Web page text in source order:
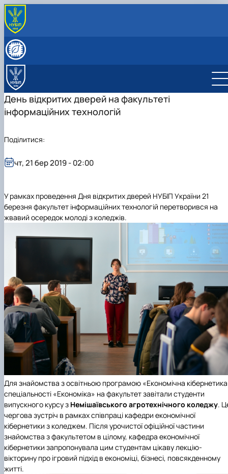
ПРО КАФЕДРУ
«Хто є хто» з кібернетиків в НУБіП України
Освітні програми
Освітні програми
Обговорення освітніх програм
НАУКОВА ДІЯЛЬНІСТЬ
Гурток Кібертонус
Аспірантура
Наукова робота студентів
МІЖНАРОДНА ДІЯЛЬНІСТЬ
НАШІ ОСВІТНІ ПРОГРАМИ
Освітня програма "Економічна кібернетика"
АБІТУРІЄНТУ
День відкритих дверей на факультеті
інформаційних технологій
У рамках проведення Дня відкритих дверей НУБІП України 21
березня факультет інформаційних технологій перетворився на
жвавий осередок молоді з коледжів.
Для знайомства з освітньою програмою «Економічна
спеціальності «Економіка» на факультет завітали студенти
випускного курсу з Немішаївського агротехнічного коледжу.
чергова зустріч в рамках співпраці кафедри економічної
кібернетики з коледжем. Після урочистої офіційної частини
знайомства з факультетом в цілому, кафедра економічної
кібернетики запропонувала цим студентам цікаву лекцію-
вікторину про ігровий підхід в економіці, бізнесі, повсякденному
житті.
чт, 21 бер 2019 - 02:00
Поділитися: